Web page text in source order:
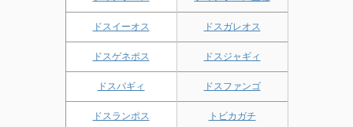
ドスイーオス ドスガレオス
ドスゲネポス ドスジャギィ
ドスバギィ ドスファンゴ
ドスランポス トビカガチ